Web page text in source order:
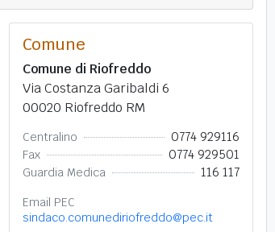
Comune
Comune di Riofreddo
Via Costanza Garibaldi 6
00020 Riofreddo RM
Centralino 0774 929116
Fax 0774 929501
Guardia Medica 116 117
Email PEC
sindaco.comunediriofreddo@pec.it